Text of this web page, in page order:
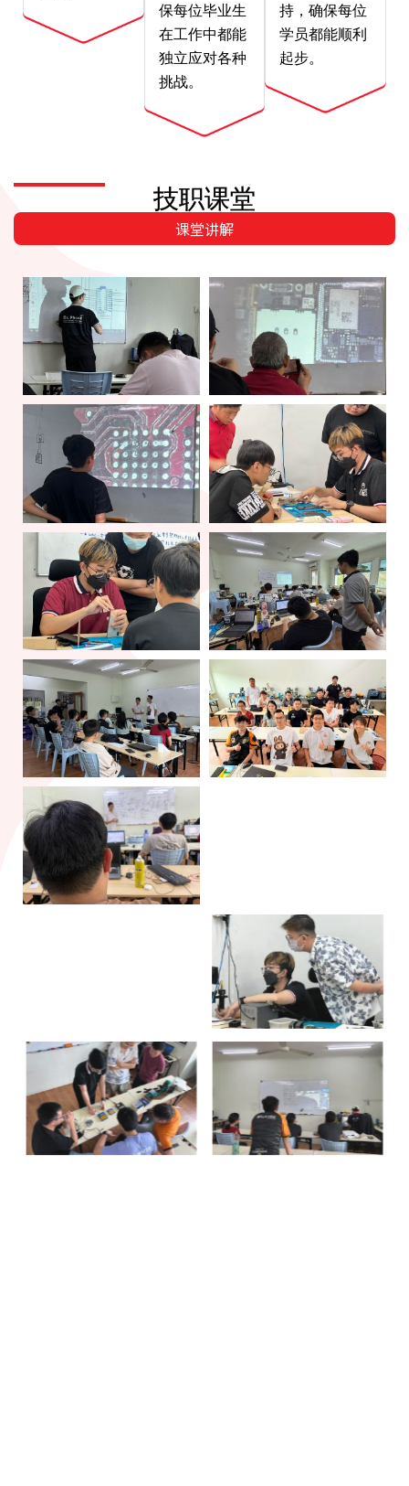
保每位毕业生
在工作中都能
独立应对各种
挑战。
持，确保每位
学员都能顺利
起步。
技职课堂
课堂讲解